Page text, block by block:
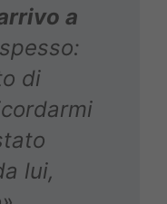
a
di
lui,